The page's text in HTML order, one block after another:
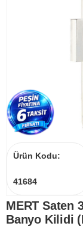
Ürün Kodu:
41684
MERT Saten
Banyo Kilidi